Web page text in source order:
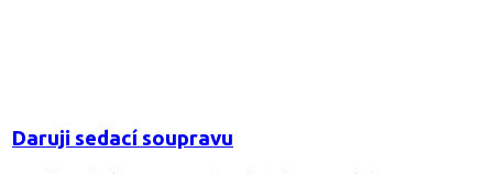
Daruji sedací soupravu